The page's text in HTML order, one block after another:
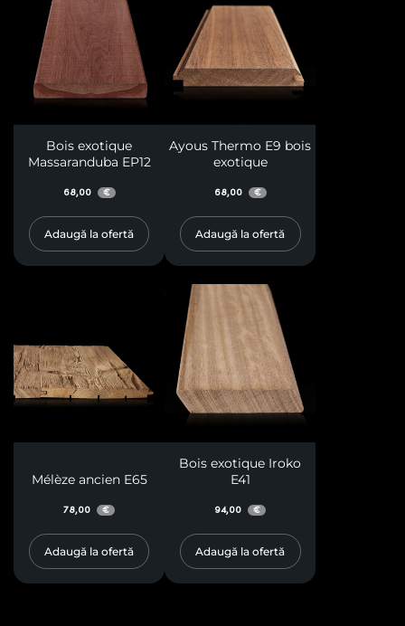
Bois exotique
Massaranduba EP12
68,00 €
Adaugă la ofertă
Ayous Thermo E9 bois
exotique
68,00 €
Adaugă la ofertă
Mélèze ancien E65
78,00 €
Adaugă la ofertă
Bois exotique Iroko
E41
94,00 €
Adaugă la ofertă